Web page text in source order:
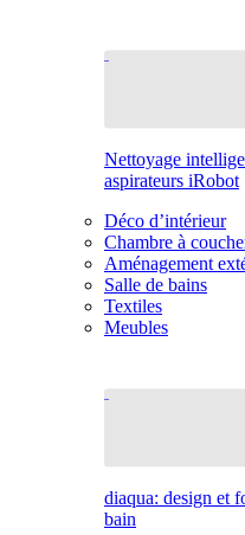
Nettoyage
aspirateurs iRobot
Déco d’intérieur
Chambre à
Aménagement
Salle de bains
Textiles
Meubles
diaqua: design et
bain